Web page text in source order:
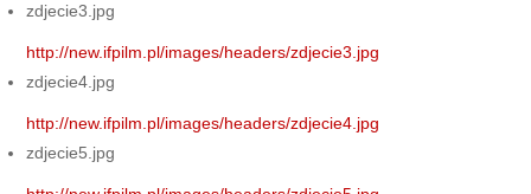
zdjecie3.jpg
http://new.ifpilm.pl/images/headers/zdjecie3.jpg
zdjecie4.jpg
http://new.ifpilm.pl/images/headers/zdjecie4.jpg
zdjecie5.jpg